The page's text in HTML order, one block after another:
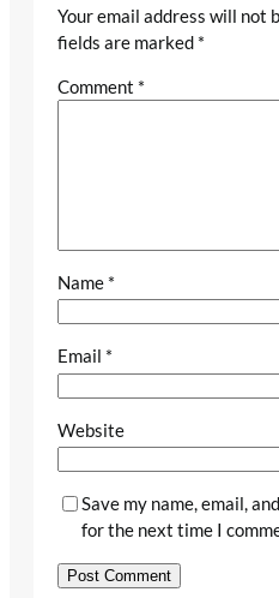
Your email address will not
fields are marked *
Comment *
Name *
Email *
Website
Save my name, email,
for the next time I